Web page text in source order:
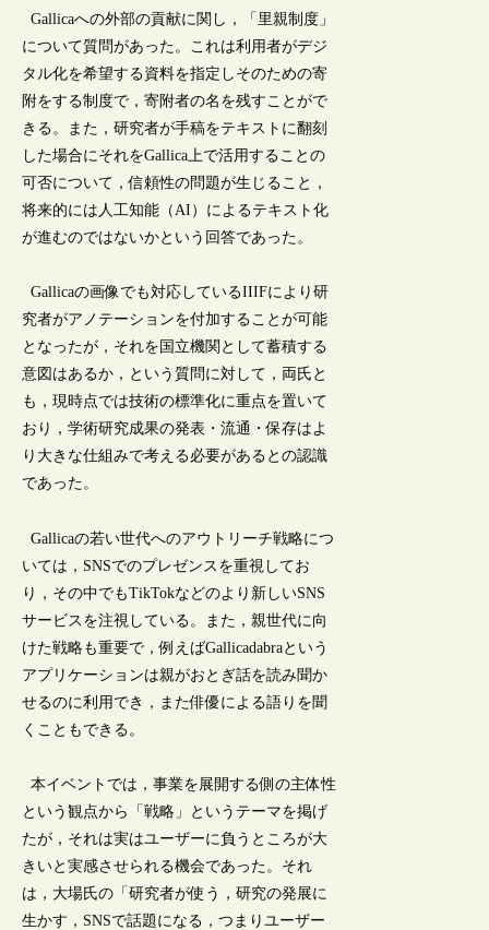
Gallicaへの外部の貢献に関し，「里親制度」
について質問があった。これは利用者がデジ
タル化を希望する資料を指定しそのための寄
附をする制度で，寄附者の名を残すことがで
きる。また，研究者が手稿をテキストに翻刻
した場合にそれをGallica上で活用することの
可否について，信頼性の問題が生じること，
将来的には人工知能（AI）によるテキスト化
が進むのではないかという回答であった。
Gallicaの画像でも対応しているIIIFにより研
究者がアノテーションを付加することが可能
となったが，それを国立機関として蓄積する
意図はあるか，という質問に対して，両氏と
も，現時点では技術の標準化に重点を置いて
おり，学術研究成果の発表・流通・保存はよ
り大きな仕組みで考える必要があるとの認識
であった。
Gallicaの若い世代へのアウトリーチ戦略につ
いては，SNSでのプレゼンスを重視してお
り，その中でもTikTokなどのより新しいSNS
サービスを注視している。また，親世代に向
けた戦略も重要で，例えばGallicadabraという
アプリケーションは親がおとぎ話を読み聞か
せるのに利用でき，また俳優による語りを聞
くこともできる。
本イベントでは，事業を展開する側の主体性
という観点から「戦略」というテーマを掲げ
たが，それは実はユーザーに負うところが大
きいと実感させられる機会であった。それ
は，大場氏の「研究者が使う，研究の発展に
生かす，SNSで話題になる，つまりユーザー